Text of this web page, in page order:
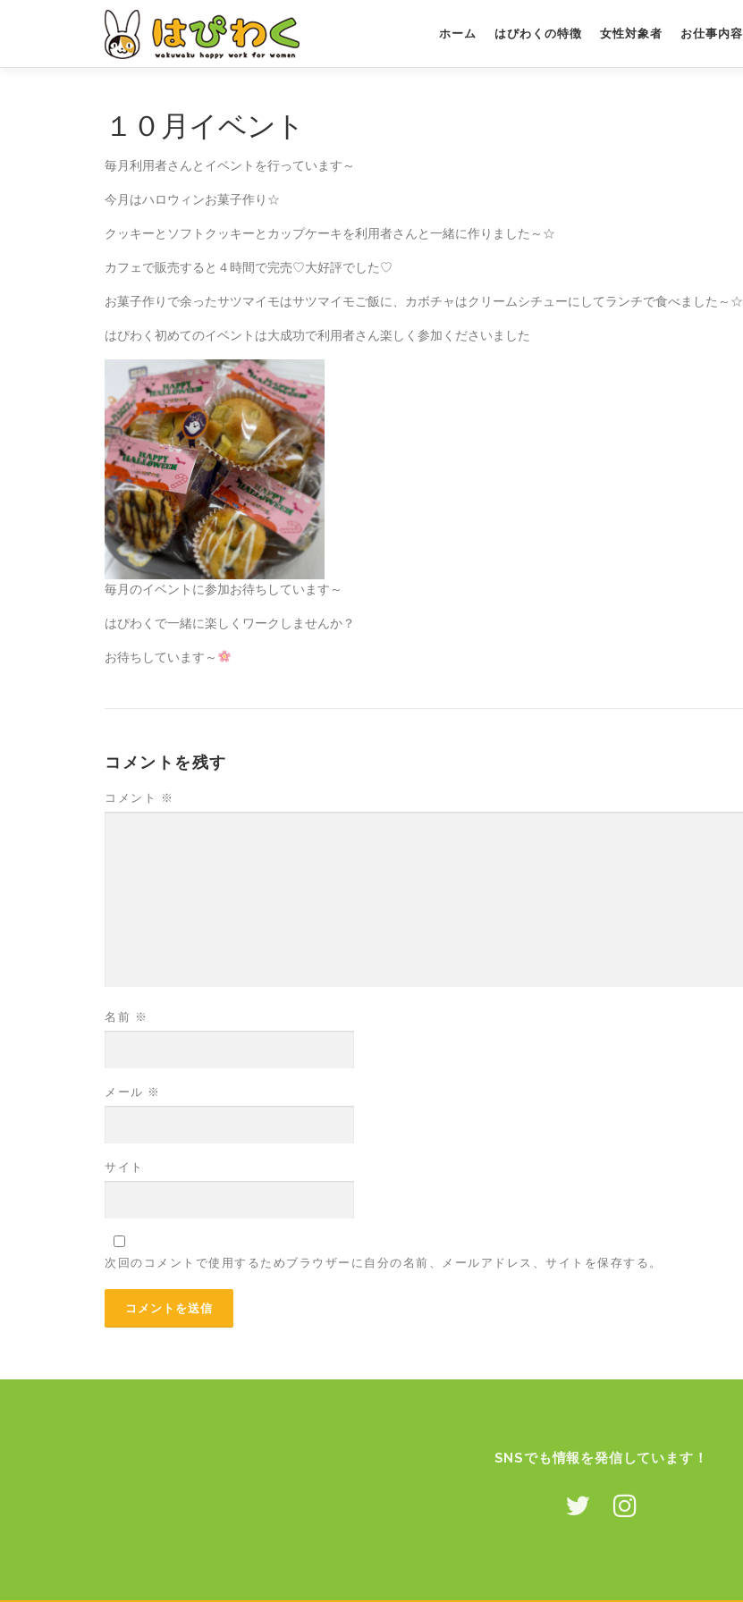
ン
ホーム はぴわくの特徴 女性対象者 お仕事内容
１０月イベント
毎月利用者さんとイベントを行っています～
今月はハロウィンお菓子作り☆
クッキーとソフトクッキーとカップケーキを利用者さんと一緒に作りました～☆
カフェで販売すると４時間で完売♡大好評でした♡
お菓子作りで余ったサツマイモはサツマイモご飯に、カボチャはクリームシチューにしてランチで食べました～☆
はぴわく初めてのイベントは大成功で利用者さん楽しく参加くださいました
毎月のイベントに参加お待ちしています～
はぴわくで一緒に楽しくワークしませんか？
お待ちしています～
コメントを残す
コメント ※
名前 ※
メール ※
サイト
次回のコメントで使用するためブラウザーに自分の名前、メールアドレス、サイトを保存する。
SNSでも情報を発信しています！